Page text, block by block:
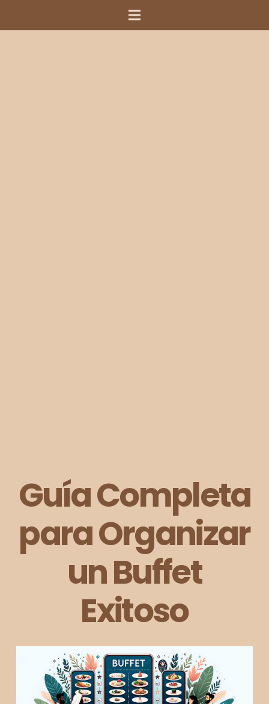
Guía Completa
para Organizar
un Buffet
Exitoso